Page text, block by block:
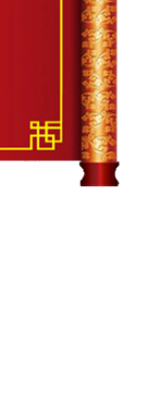
– Cung phi là
Khảm (Số 1),
Đông Nam.
(số 7), Cấn
vợ chồng của